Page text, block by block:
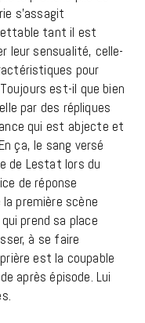
s’assagit
tant il est
leur sensualité, celle-
pour
est-il que bien
par des répliques
qui est abjecte et
ça, le sang versé
de Lestat lors du
de réponse
première scène
prend sa place
à se faire
est la coupable
après épisode. Lui